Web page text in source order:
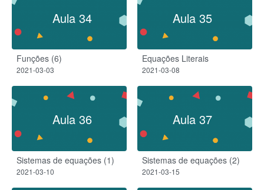
Aula 34
Funções (6)
2021-03-03
Aula 35
Equações Literais
2021-03-08
Aula 36
Sistemas de equações (1)
2021-03-10
Aula 37
Sistemas de equações (2)
2021-03-15